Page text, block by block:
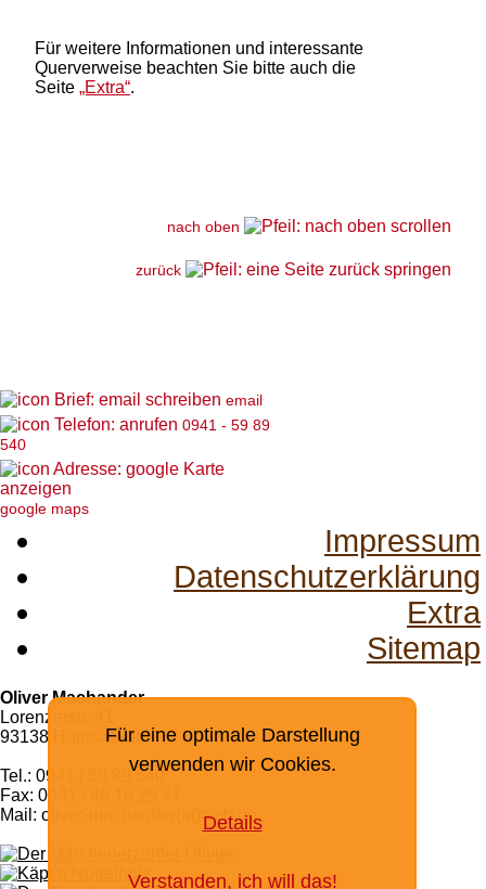
Für eine optimale Darstellung
verwenden wir Cookies.
Details
Verstanden, ich will das!
Für weitere Informationen und interessante
Querverweise beachten Sie bitte auch die
Seite „Extra“.
nach oben
zurück
email
0941 - 59 89
540
google maps
Impressum
Datenschutzerklärung
Extra
Sitemap
Oliver Machander
Lorenzerstr. 41
93138 Hainsacker
Tel.: 0941 / 59 89 540
Fax: 0941 / 46 18 25 77
Mail: oliver-machander(at)web.de